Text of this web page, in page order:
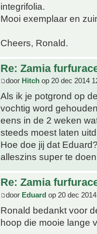
integrifolia.
Mooi exemplaar en
Cheers, Ronald.
Re: Zamia
door Hitch op 20 dec 2014
Als ik je potgrond op
vochtig word
eens in de 2 weken
steeds moest laten
Hoe doe jij dat
alleszins super te
Re: Zamia
door Eduard op 20 dec
Ronald bedankt voor
hoop die mooie lange